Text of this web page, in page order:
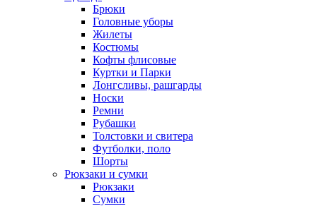
Брюки
Головные уборы
Жилеты
Костюмы
Кофты флисовые
Куртки и Парки
Лонгсливы, рашгарды
Носки
Ремни
Рубашки
Толстовки и свитера
Футболки, поло
Шорты
Рюкзаки и сумки
Рюкзаки
Сумки